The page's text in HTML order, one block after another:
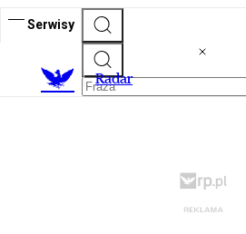
Serwisy
Radar